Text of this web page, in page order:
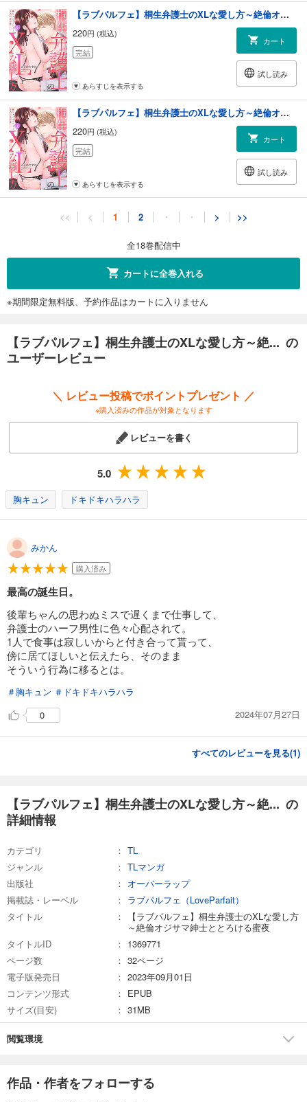
【ラブパルフェ】桐生弁護士のXLな愛し方～絶倫オジサマ紳士ととろける蜜夜 9
220円 (税込)
完結
カート
試し読み
あらすじを表示する
【ラブパルフェ】桐生弁護士のXLな愛し方～絶倫オジサマ紳士ととろける蜜夜 10
220円 (税込)
完結
カート
試し読み
あらすじを表示する
完結
カート
220円 (税込)
あらすじを表示する
220
あらすじを表示する
220円 (税込)
完結
あらすじを表示する
完結
試し読み
【ラブパルフェ】桐生弁護士のXLな愛し方～絶倫オジサマ紳士ととろける蜜夜 17
あらすじを表示する
カート
<< < 1 2 ・ ・ > >>
全18巻配信中
カートに全巻入れる
※期間限定無料版、予約作品はカートに入りません
【ラブパルフェ】桐生弁護士のXLな愛し方～絶... の
ユーザーレビュー
＼ レビュー投稿でポイントプレゼント ／
※購入済みの作品が対象となります
レビューを書く
5.0
胸キュン ドキドキハラハラ
みかん
購入済み
最高の誕生日。
後輩ちゃんの思わぬミスで遅くまで仕事して、
弁護士のハーフ男性に色々心配されて。
1人で食事は寂しいからと付き合って貰って、
傍に居てほしいと伝えたら、そのまま
そういう行為に移るとは。
＃胸キュン ＃ドキドキハラハラ
0
2024年07月27日
すべてのレビューを見る(1)
【ラブパルフェ】桐生弁護士のXLな愛し方～絶... の
詳細情報
カテゴリ
TL
ジャンル
TLマンガ
出版社
オーバーラップ
掲載誌・レーベル
ラブパルフェ（LoveParfait）
タイトル
【ラブパルフェ】桐生弁護士のXLな愛し方
～絶倫オジサマ紳士ととろける蜜夜
タイトルID
1369771
ページ数
32ページ
電子版発売日
2023年09月01日
コンテンツ形式
EPUB
サイズ(目安)
31MB
閲覧環境
作品・作者をフォローする